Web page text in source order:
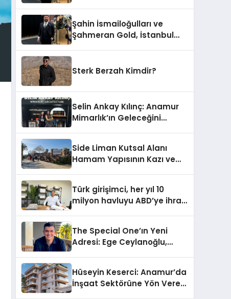
Şahin İsmailoğulları ve
Şahmeran Gold, İstanbul
Sterk Berzah Kimdir?
Selin Ankay Kılınç: Anamur
Mimarlık’ın Geleceğini
Side Liman Kutsal Alanı
Hamam Yapısının Kazı ve
Katkılarıyla Tamamlandı
Türk girişimci, her yıl 10
milyon havluyu ABD’ye ihraç
The Special One’ın Yeni
Adresi: Ege Ceylanoğlu,
Geldi!
Hüseyin Keserci: Anamur’da
İnşaat Sektörüne Yön Veren